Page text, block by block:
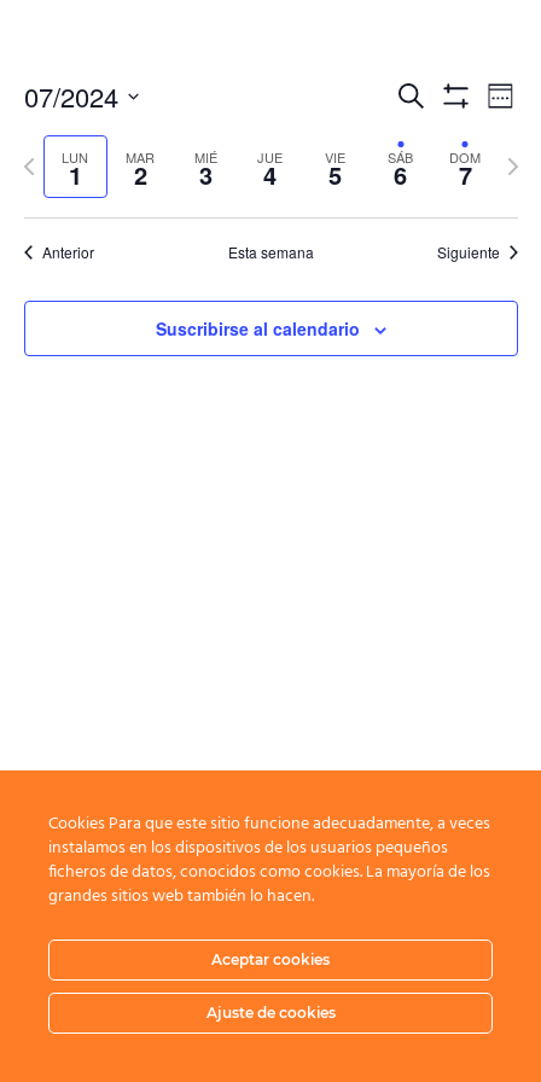
búsqueda
y
vistas
Buscar
de
de
07/2024
fecha.LUN
1 MAR
2 MIÉ
3 JUE
4 VIE
5 SÁB
6 DOM
7
Semana
anterior
Anterior Esta semana Siguiente
Suscribirse al calendario
Cookies Para que este sitio funcione adecuadamente, a veces
instalamos en los dispositivos de los usuarios pequeños
ficheros de datos, conocidos como cookies. La mayoría de los
grandes sitios web también lo hacen.
Aceptar cookies
Ajuste de cookies